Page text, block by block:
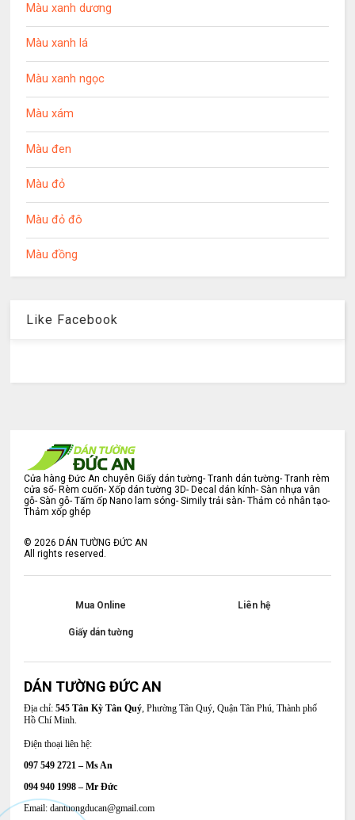
Màu xanh dương
Màu xanh lá
Màu xanh ngọc
Màu xám
Màu đen
Màu đỏ
Màu đỏ đô
Màu đồng
Like Facebook
Cửa hàng Đức An chuyên Giấy dán tường- Tranh dán tường- Tranh rèm
cửa sổ- Rèm cuốn- Xốp dán tường 3D- Decal dán kính- Sàn nhựa vân
gỗ- Sàn gỗ- Tấm ốp Nano lam sóng- Simily trải sàn- Thảm cỏ nhân tạo-
Thảm xốp ghép
©2026 DÁN TƯỜNG ĐỨC AN
All rights reserved.
Mua Online Liên hệ
Giấy dán tường
DÁN TƯỜNG ĐỨC AN
Địa chỉ: 545 Tân Kỳ Tân Quý, Phường Tân Quý, Quận Tân Phú, Thành phố
Hồ Chí Minh.
Điện thoại liên hệ:
097 549 2721 – Ms An
094 940 1998 – Mr Đức
Email: dantuongducan@gmail.com